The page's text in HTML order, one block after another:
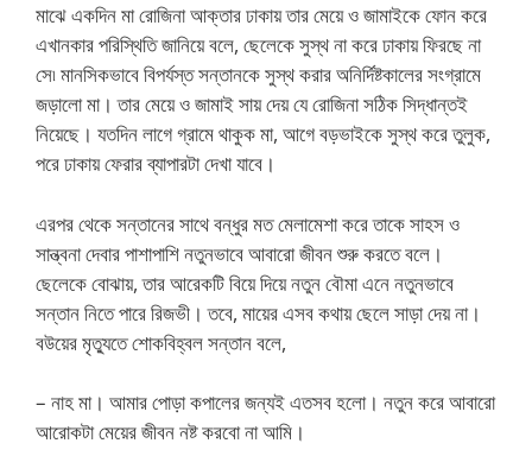
মাঝে একদিন মা রোজিনা আক্তার ঢাকায় তার মেয়ে ও জামাইকে ফোন করে
এখানকার পরিস্থিতি জানিয়ে বলে, ছেলেকে সুস্থ না করে ঢাকায় ফিরছে না
সে৷ মানসিকভাবে বিপর্যস্ত সন্তানকে সুস্থ করার অনির্দিষ্টকালের সংগ্রামে
জড়ালো মা। তার মেয়ে ও জামাই সায় দেয় যে রোজিনা সঠিক সিদ্ধান্তই
নিয়েছে। যতদিন লাগে গ্রামে থাকুক মা, আগে বড়ভাইকে সুস্থ করে তুলুক,
পরে ঢাকায় ফেরার ব্যাপারটা দেখা যাবে।
এরপর থেকে সন্তানের সাথে বন্ধুর মত মেলামেশা করে তাকে সাহস ও
সান্ত্বনা দেবার পাশাপাশি নতুনভাবে আবারো জীবন শুরু করতে বলে।
ছেলেকে বোঝায়, তার আরেকটি বিয়ে দিয়ে নতুন বৌমা এনে নতুনভাবে
সন্তান নিতে পারে রিজভী। তবে, মায়ের এসব কথায় ছেলে সাড়া দেয় না।
বউয়ের মৃত্যুতে শোকবিহ্বল সন্তান বলে,
– নাহ মা। আমার পোড়া কপালের জন্যই এতসব হলো। নতুন করে আবারো
আরোকটা মেয়ের জীবন নষ্ট করবো না আমি।